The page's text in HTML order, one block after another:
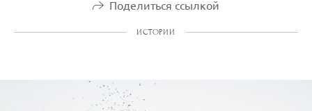
Поделиться ссылкой
ИСТОРИИ